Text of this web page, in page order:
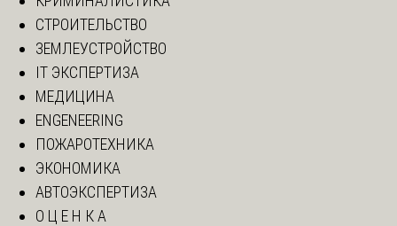
СТРОИТЕЛЬСТВО
ЗЕМЛЕУСТРОЙСТВО
IT ЭКСПЕРТИЗА
МЕДИЦИНА
ENGENEERING
ПОЖАРОТЕХНИКА
ЭКОНОМИКА
АВТОЭКСПЕРТИЗА
О Ц Е Н К А